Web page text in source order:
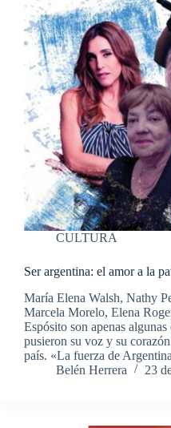
CULTURA
Ser argentina: el amor a la
María Elena Walsh, Nathy
Marcela Morelo, Elena
Espósito son apenas
pusieron su voz y su
país. «La fuerza de
Belén Herrera
23